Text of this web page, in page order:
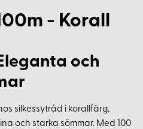
- Korall
och
silkessytråd i korallfärg,
och starka sömmar. Med 100